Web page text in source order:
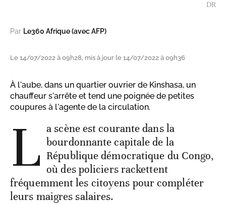
DR
Par Le360 Afrique (avec AFP)
Le 14/07/2022 à 09h28, mis à jour le 14/07/2022 à 09h36
À l'aube, dans un quartier ouvrier de Kinshasa, un
chauffeur s'arrête et tend une poignée de petites
coupures à l'agente de la circulation.
L a scène est courante dans la
bourdonnante capitale de la
République démocratique du Congo,
où des policiers rackettent
fréquemment les citoyens pour compléter
leurs maigres salaires.